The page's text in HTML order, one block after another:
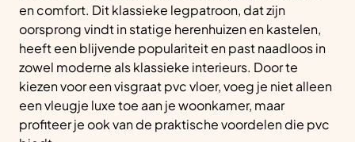
en comfort. Dit klassieke legpatroon, dat zijn
oorsprong vindt in statige herenhuizen en kastelen,
heeft een blijvende populariteit en past naadloos in
zowel moderne als klassieke interieurs. Door te
kiezen voor een visgraat pvc vloer, voeg je niet alleen
een vleugje luxe toe aan je woonkamer, maar
profiteer je ook van de praktische voordelen die pvc